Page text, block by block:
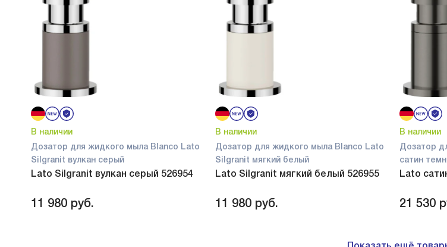
В наличии
Дозатор для жидкого мыла Blanco Lato
Silgranit вулкан серый
Lato Silgranit вулкан серый 526954
11 980 руб.
В наличии
Дозатор для жидкого мыла Blanco Lato
Silgranit мягкий белый
Lato Silgranit мягкий белый 526955
11 980 руб.
В наличии
Дозатор
сатин
Lato
21 530